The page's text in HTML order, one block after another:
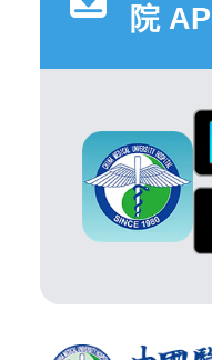
院